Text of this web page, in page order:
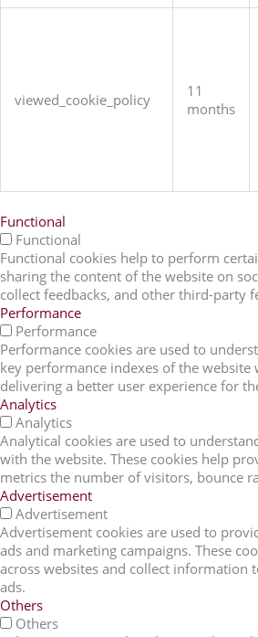
viewed_cookie_policy
11
months
Functional
Functional
Functional cookies help to perform
sharing the content of the website on
collect feedbacks, and other third-party
Performance
Performance
Performance cookies are used to
key performance indexes of the website
delivering a better user experience for
Analytics
Analytics
Analytical cookies are used to
with the website. These cookies help
metrics the number of visitors, bounce
Advertisement
Advertisement
Advertisement cookies are used to
ads and marketing campaigns. These
across websites and collect information
ads.
Others
Others